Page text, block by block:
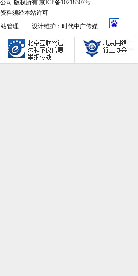
司 版权所有 京ICP备10218307号
料须经本站许可
站管理 设计维护：时代中广传媒